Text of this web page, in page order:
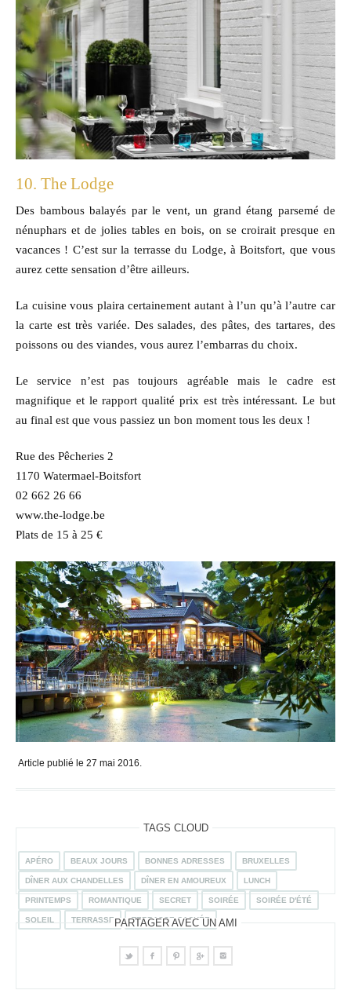
10. The Lodge
Des bambous balayés par le vent, un grand étang parsemé de
nénuphars et de jolies tables en bois, on se croirait presque en
vacances ! C’est sur la terrasse du Lodge, à Boitsfort, que vous
aurez cette sensation d’être ailleurs.
La cuisine vous plaira certainement autant à l’un qu’à l’autre car
la carte est très variée. Des salades, des pâtes, des tartares, des
poissons ou des viandes, vous aurez l’embarras du choix.
Le service n’est pas toujours agréable mais le cadre est
magnifique et le rapport qualité prix est très intéressant. Le but
au final est que vous passiez un bon moment tous les deux !
Rue des Pêcheries 2
1170 Watermael-Boitsfort
02 662 26 66
www.the-lodge.be
Plats de 15 à 25 €
Article publié le 27 mai 2016.
TAGS CLOUD
APÉRO BEAUX JOURS BONNES ADRESSES BRUXELLES
DÎNER AUX CHANDELLES DÎNER EN AMOUREUX LUNCH
PRINTEMPS ROMANTIQUE SECRET SOIRÉE SOIRÉE D'ÉTÉ
SOLEIL TERRASSE TERRASSE CACHÉE
PARTAGER AVEC UN AMI